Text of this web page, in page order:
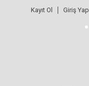
Kayıt Ol Giriş Yap